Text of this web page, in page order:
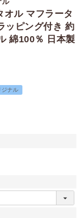
オル マフラータ
ッピング付き 約
綿100％ 日本製
ジナル